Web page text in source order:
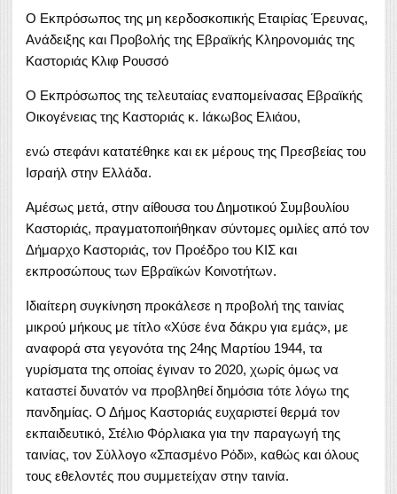
Ο Εκπρόσωπος της μη κερδοσκοπικής Εταιρίας Έρευνας,
Ανάδειξης και Προβολής της Εβραϊκής Κληρονομιάς της
Καστοριάς Κλιφ Ρουσσό
Ο Εκπρόσωπος της τελευταίας εναπομείνασας Εβραϊκής
Οικογένειας της Καστοριάς κ. Ιάκωβος Ελιάου,
ενώ στεφάνι κατατέθηκε και εκ μέρους της Πρεσβείας του
Ισραήλ στην Ελλάδα.
Αμέσως μετά, στην αίθουσα του Δημοτικού Συμβουλίου
Καστοριάς, πραγματοποιήθηκαν σύντομες ομιλίες από τον
Δήμαρχο Καστοριάς, τον Προέδρο του ΚΙΣ και
εκπροσώπους των Εβραϊκών Κοινοτήτων.
Ιδιαίτερη συγκίνηση προκάλεσε η προβολή της ταινίας
μικρού μήκους με τίτλο «Χύσε ένα δάκρυ για εμάς», με
αναφορά στα γεγονότα της 24ης Μαρτίου 1944, τα
γυρίσματα της οποίας έγιναν το 2020, χωρίς όμως να
καταστεί δυνατόν να προβληθεί δημόσια τότε λόγω της
πανδημίας. Ο Δήμος Καστοριάς ευχαριστεί θερμά τον
εκπαιδευτικό, Στέλιο Φόρλιακα για την παραγωγή της
ταινίας, τον Σύλλογο «Σπασμένο Ρόδι», καθώς και όλους
τους εθελοντές που συμμετείχαν στην ταινία.